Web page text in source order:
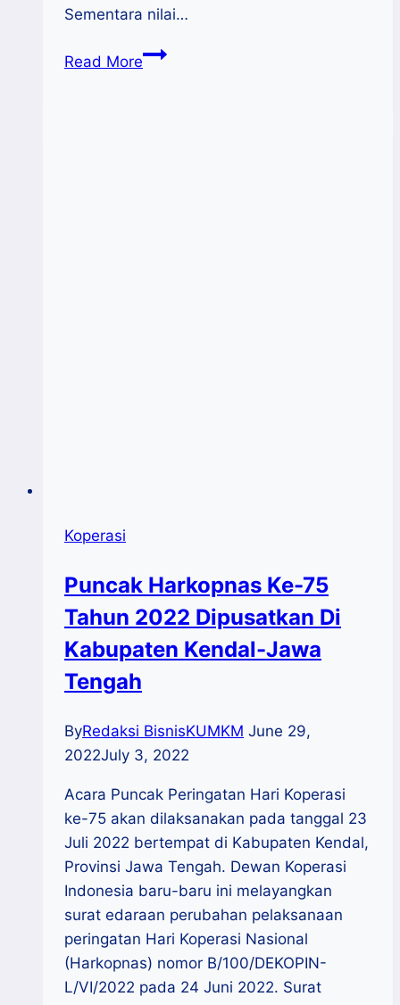
Sementara nilai…
Read MoreNaik
Koperasi
Puncak Harkopnas Ke-75
Tahun 2022 Dipusatkan Di
Kabupaten Kendal-Jawa
Tengah
ByRedaksi BisnisKUMKM June 29,
2022July 3, 2022
Acara Puncak Peringatan Hari Koperasi
ke-75 akan dilaksanakan pada tanggal 23
Juli 2022 bertempat di Kabupaten Kendal,
Provinsi Jawa Tengah. Dewan Koperasi
Indonesia baru-baru ini melayangkan
surat edaraan perubahan pelaksanaan
peringatan Hari Koperasi Nasional
(Harkopnas) nomor B/100/DEKOPIN-
L/VI/2022 pada 24 Juni 2022. Surat